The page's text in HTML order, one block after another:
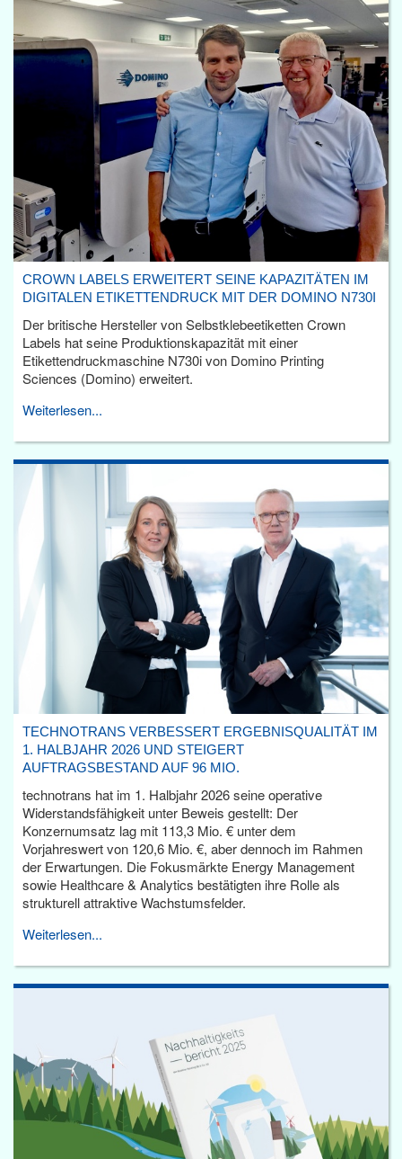
CROWN LABELS ERWEITERT SEINE KAPAZITÄTEN IM
DIGITALEN ETIKETTENDRUCK MIT DER DOMINO N730I
Der britische Hersteller von Selbstklebeetiketten Crown
Labels hat seine Produktionskapazität mit einer
Etikettendruckmaschine N730i von Domino Printing
Sciences (Domino) erweitert.
Weiterlesen...
TECHNOTRANS VERBESSERT ERGEBNISQUALITÄT IM
1. HALBJAHR 2026 UND STEIGERT
AUFTRAGSBESTAND AUF 96 MIO.
technotrans hat im 1. Halbjahr 2026 seine operative
Widerstandsfähigkeit unter Beweis gestellt: Der
Konzernumsatz lag mit 113,3 Mio. € unter dem
Vorjahreswert von 120,6 Mio. €, aber dennoch im Rahmen
der Erwartungen. Die Fokusmärkte Energy Management
sowie Healthcare & Analytics bestätigten ihre Rolle als
strukturell attraktive Wachstumsfelder.
Weiterlesen...